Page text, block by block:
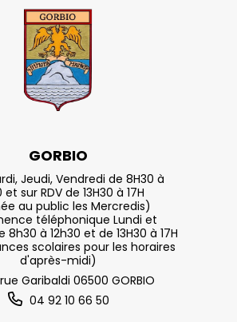
GORBIO
Jeudi, Vendredi de 8H30 à
et sur RDV de 13H30 à 17H
au public les Mercredis)
téléphonique Lundi et
8h30 à 12h30 et de 13H30 à 17H
scolaires pour les horaires
d'après-midi)
Garibaldi 06500 GORBIO
04 92 10 66 50